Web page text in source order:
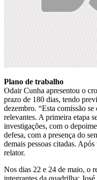
Plano de trabalho
Odair Cunha apresentou o
prazo de 180 dias, tendo
dezembro. “Esta comissão
relevantes. A primeira etapa
investigações, com o
defesa, com a presença do
demais pessoas citadas.
relator.
Nos dias 22 e 24 de maio, o
integrantes da quadrilha: